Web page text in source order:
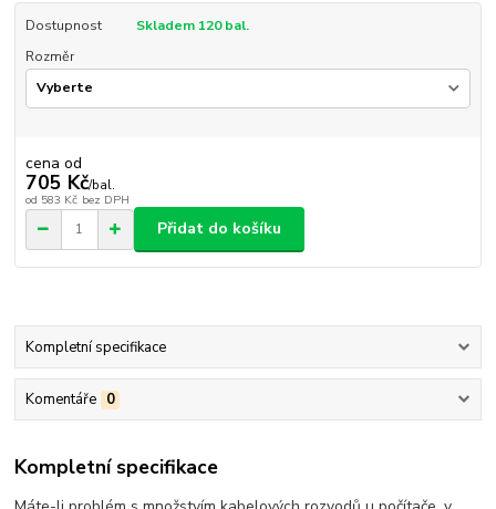
Dostupnost
Skladem 120 bal.
Rozměr
cena od
705 Kč/bal.
od 583 Kč bez DPH
Přidat do košíku
Kompletní specifikace
Komentáře 0
Kompletní specifikace